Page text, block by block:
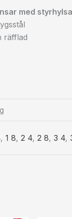
med styrhylsa
räfflad
,1 8,2 4,2 8,3 4,